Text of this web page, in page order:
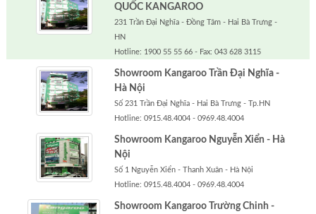
QUỐC KANGAROO
231 Trần Đại Nghĩa - Đồng Tâm - Hai Bà Trưng -
HN
Hotline: 1900 55 55 66 - Fax: 043 628 3115
Showroom Kangaroo Trần Đại Nghĩa -
Hà Nội
Số 231 Trần Đại Nghĩa - Hai Bà Trưng - Tp.HN
Hotline: 0915.48.4004 - 0969.48.4004
Showroom Kangaroo Nguyễn Xiển - Hà
Nội
Số 1 Nguyễn Xiển - Thanh Xuân - Hà Nội
Hotline: 0915.48.4004 - 0969.48.4004
Showroom Kangaroo Trường Chinh -